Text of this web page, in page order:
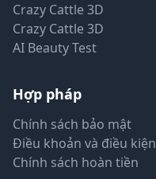
Crazy Cattle 3D
Crazy Cattle 3D
AI Beauty Test
Hợp pháp
Chính sách bảo mật
Điều khoản và điều kiện
Chính sách hoàn tiền